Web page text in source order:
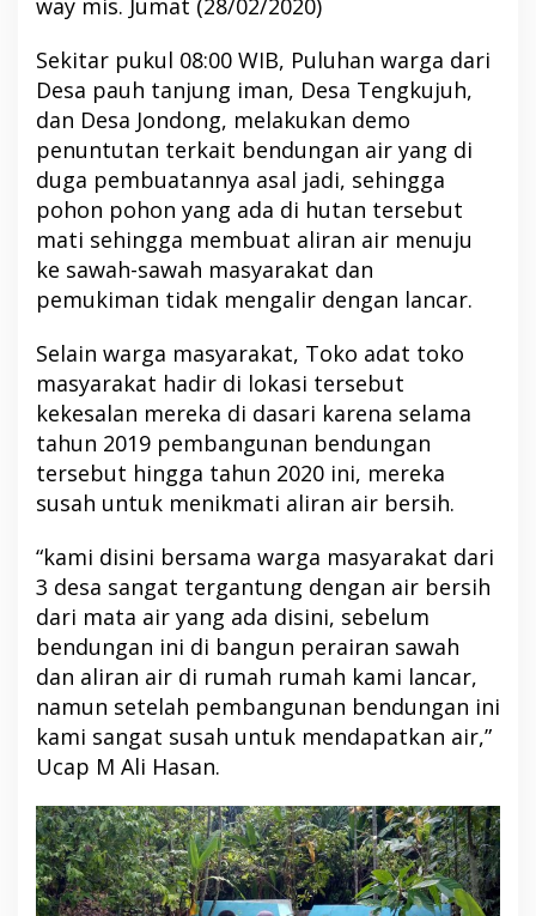
way mis. Jumat (28/02/2020)
Sekitar pukul 08:00 WIB, Puluhan warga dari
Desa pauh tanjung iman, Desa Tengkujuh,
dan Desa Jondong, melakukan demo
penuntutan terkait bendungan air yang di
duga pembuatannya asal jadi, sehingga
pohon pohon yang ada di hutan tersebut
mati sehingga membuat aliran air menuju
ke sawah-sawah masyarakat dan
pemukiman tidak mengalir dengan lancar.
Selain warga masyarakat, Toko adat toko
masyarakat hadir di lokasi tersebut
kekesalan mereka di dasari karena selama
tahun 2019 pembangunan bendungan
tersebut hingga tahun 2020 ini, mereka
susah untuk menikmati aliran air bersih.
“kami disini bersama warga masyarakat dari
3 desa sangat tergantung dengan air bersih
dari mata air yang ada disini, sebelum
bendungan ini di bangun perairan sawah
dan aliran air di rumah rumah kami lancar,
namun setelah pembangunan bendungan ini
kami sangat susah untuk mendapatkan air,”
Ucap M Ali Hasan.